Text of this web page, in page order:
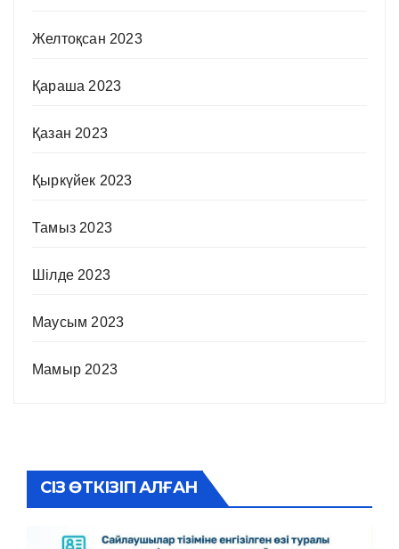
Желтоқсан 2023
Қараша 2023
Қазан 2023
Қыркүйек 2023
Тамыз 2023
Шілде 2023
Маусым 2023
Мамыр 2023
СІЗ ӨТКІЗІП АЛҒАН